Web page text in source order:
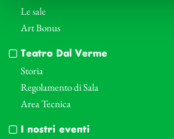
Le sale
Art Bonus
Teatro Dal Verme
Storia
Regolamento di Sala
Area Tecnica
I nostri eventi